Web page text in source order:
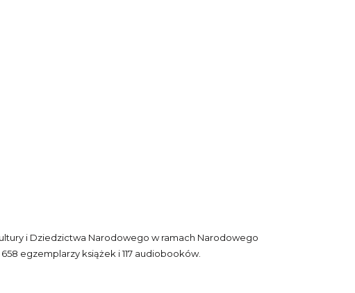
i Dziedzictwa Narodowego w ramach Narodowego
egzemplarzy książek i 117 audiobooków.